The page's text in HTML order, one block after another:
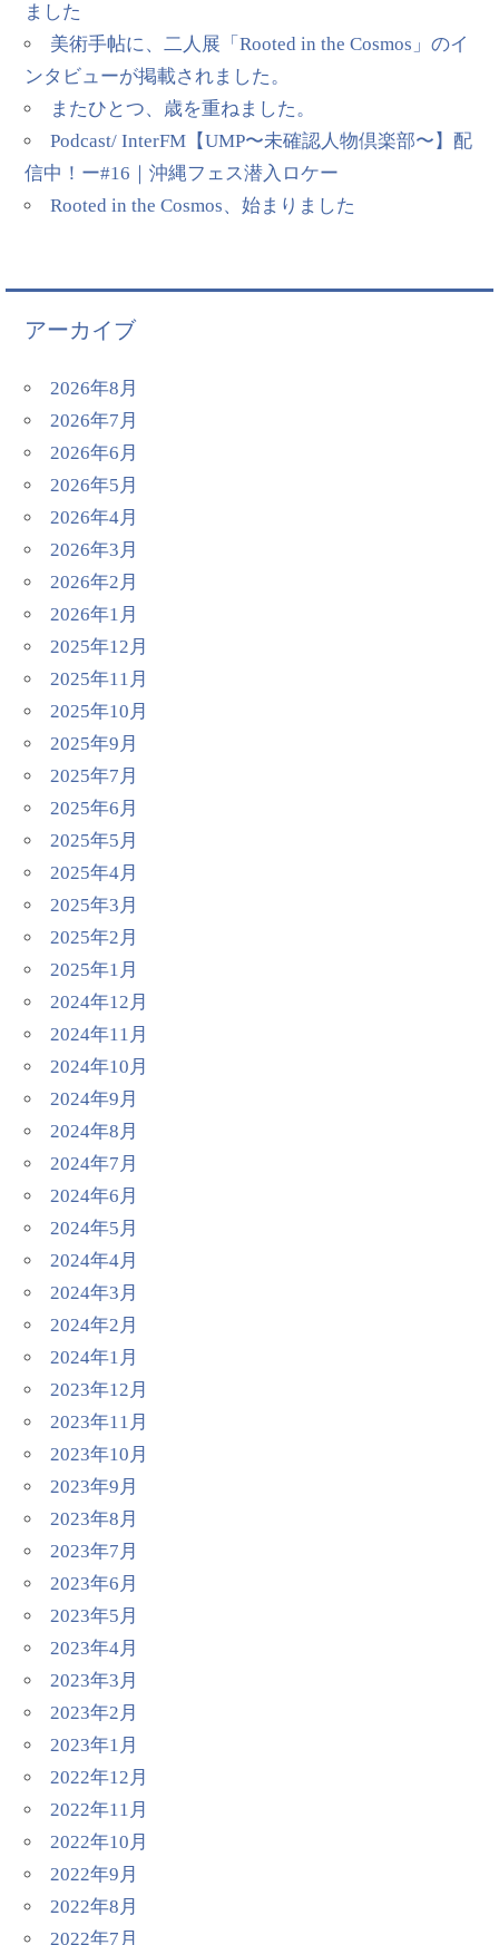
ました
美術手帖に、二人展「Rooted in the Cosmos」のイ
ンタビューが掲載されました。
またひとつ、歳を重ねました。
Podcast/ InterFM【UMP〜未確認人物倶楽部〜】配
信中！ー#16｜沖縄フェス潜入ロケー
Rooted in the Cosmos、始まりました
アーカイブ
2026年8月
2026年7月
2026年6月
2026年5月
2026年4月
2026年3月
2026年2月
2026年1月
2025年12月
2025年11月
2025年10月
2025年9月
2025年7月
2025年6月
2025年5月
2025年4月
2025年3月
2025年2月
2025年1月
2024年12月
2024年11月
2024年10月
2024年9月
2024年8月
2024年7月
2024年6月
2024年5月
2024年4月
2024年3月
2024年2月
2024年1月
2023年12月
2023年11月
2023年10月
2023年9月
2023年8月
2023年7月
2023年6月
2023年5月
2023年4月
2023年3月
2023年2月
2023年1月
2022年12月
2022年11月
2022年10月
2022年9月
2022年8月
2022年7月